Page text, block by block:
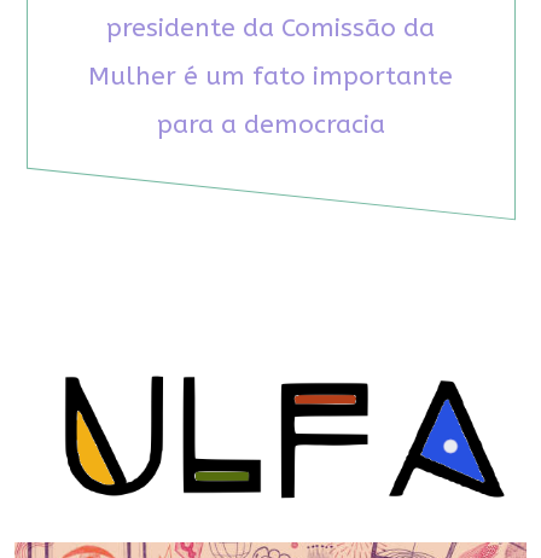
presidente da Comissão da
Mulher é um fato importante
para a democracia